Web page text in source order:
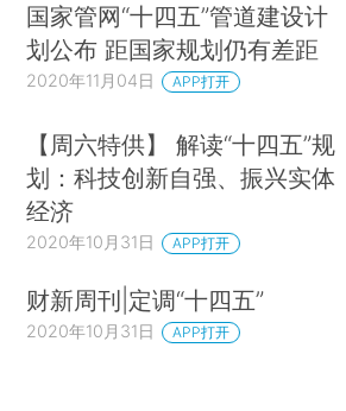
国家管网“十四五”管道建设计
划公布 距国家规划仍有差距
2020年11月04日 APP打开
【周六特供】 解读“十四五”规
划：科技创新自强、振兴实体
经济
2020年10月31日 APP打开
财新周刊|定调“十四五”
2020年10月31日 APP打开